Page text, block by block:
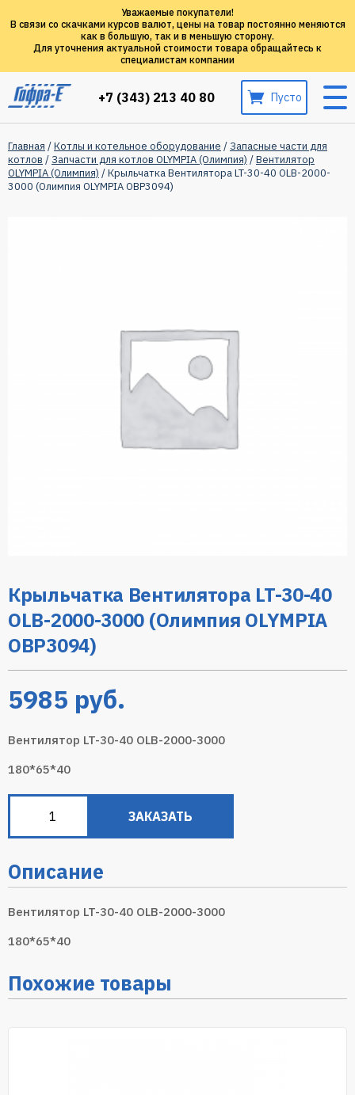
Уважаемые покупатели!
В связи со скачками курсов валют, цены на товар постоянно меняются
как в большую, так и в меньшую сторону.
Для уточнения актуальной стоимости товара обращайтесь к
специалистам компании
+7 (343) 213 40 80 Пусто
Главная /Котлы и котельное оборудование /Запасные части для
котлов /Запчасти для котлов OLYMPIA (Олимпия) /Вентилятор
OLYMPIA (Олимпия) / Крыльчатка Вентилятора LT-30-40 OLB-2000-
3000 (Олимпия OLYMPIA OBP3094)
Крыльчатка Вентилятора LT-30-40
OLB-2000-3000 (Олимпия OLYMPIA
OBP3094)
5985 руб.
Вентилятор LT-30-40 OLB-2000-3000
180*65*40
ЗАКАЗАТЬ
Описание
Вентилятор LT-30-40 OLB-2000-3000
180*65*40
Похожие товары